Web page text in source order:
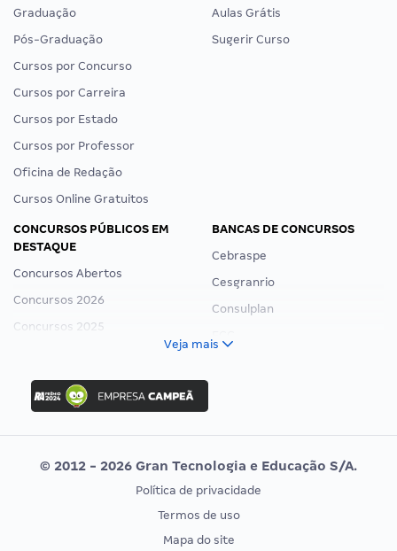
Graduação
Pós-Graduação
Cursos por Concurso
Cursos por Carreira
Cursos por Estado
Cursos por Professor
Oficina de Redação
Cursos Online Gratuitos
Aulas Grátis
Sugerir Curso
CONCURSOS PÚBLICOS EM
DESTAQUE
Concursos Abertos
Concursos 2026
Concursos 2025
Concurso Ibama
Concurso MPU
Editais publicados
BANCAS DE CONCURSOS
Cebraspe
Cesgranrio
Consulplan
Vunesp
CONCURSOS POR PROFISSÃO
EXAME DE ORDEM
Veja mais
© 2012 - 2026 Gran Tecnologia e Educação S/A.
Política de privacidade
Termos de uso
Mapa do site